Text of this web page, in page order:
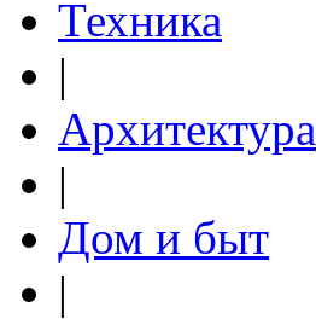
Техника
|
Архитектура
|
Дом и быт
|